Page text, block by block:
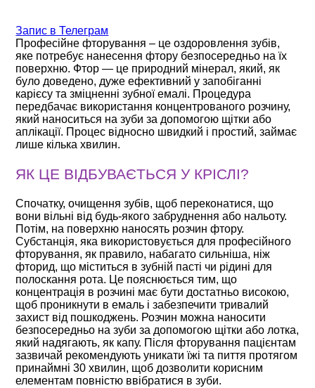
Запис в Телеграм
Професійне фторування – це оздоровлення зубів,
яке потребує нанесення фтору безпосередньо на їх
поверхню. Фтор — це природний мінерал, який, як
було доведено, дуже ефективний у запобіганні
карієсу та зміцненні зубної емалі. Процедура
передбачає використання концентрованого розчину,
який наноситься на зуби за допомогою щітки або
аплікації. Процес відносно швидкий і простий, займає
лише кілька хвилин.
ЯК ЦЕ ВІДБУВАЄТЬСЯ У КРІСЛІ?
Спочатку, очищення зубів, щоб переконатися, що
вони вільні від будь-якого забруднення або нальоту.
Потім, на поверхню наносять розчин фтору.
Субстанція, яка використовується для професійного
фторування, як правило, набагато сильніша, ніж
фторид, що міститься в зубній пасті чи рідині для
полоскання рота. Це пояснюється тим, що
концентрація в розчині має бути достатньо високою,
щоб проникнути в емаль і забезпечити тривалий
захист від пошкоджень. Розчин можна наносити
безпосередньо на зуби за допомогою щітки або лотка,
який надягають, як капу. Після фторування пацієнтам
зазвичай рекомендують уникати їжі та пиття протягом
принаймні 30 хвилин, щоб дозволити корисним
елементам повністю ввібратися в зуби.